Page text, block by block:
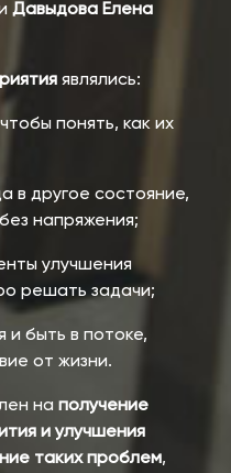
Давыдова Елена
являлись:
понять, как их
в другое состояние,
напряжения;
улучшения
решать задачи;
и быть в потоке,
от жизни.
на получение
и улучшения
таких проблем,